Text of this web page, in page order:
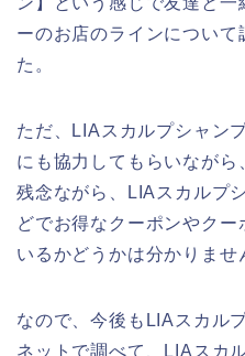
ーのお店のラインについて
た。
ただ、LIAスカルプシャン
にも協力してもらいながら
残念ながら、LIAスカルプ
どでお得なクーポンやク
いるかどうかは分かりませ
なので、今後もLIAスカル
ネットで調べて、LIAスカ